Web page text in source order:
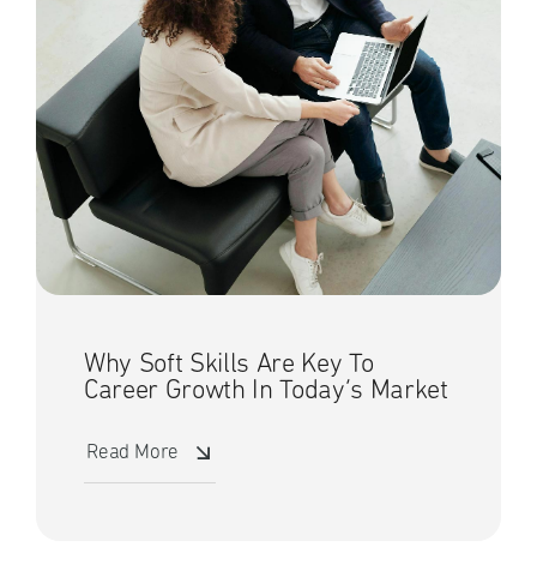
Why Soft Skills Are Key To
Career Growth In Today’s Market
Read More